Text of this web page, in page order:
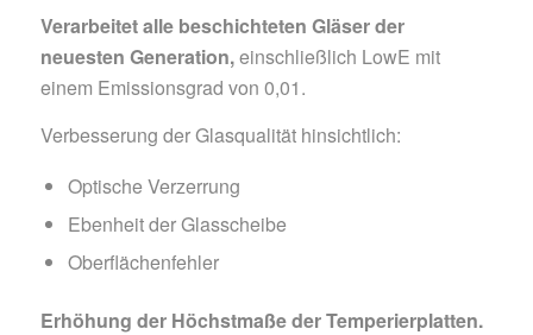
Verarbeitet alle beschichteten Gläser der
neuesten Generation,einschließlich LowE mit
einem Emissionsgrad von 0,01.
Verbesserung der Glasqualität hinsichtlich:
Optische Verzerrung
Ebenheit der Glasscheibe
Oberflächenfehler
Erhöhung der Höchstmaße der Temperierplatten.